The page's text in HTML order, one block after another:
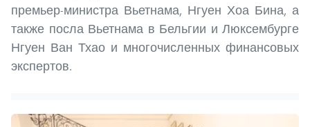
премьер-министра Вьетнама, Нгуен Хоа Бина, а
также посла Вьетнама в Бельгии и Люксембурге
Нгуен Ван Тхао и многочисленных финансовых
экспертов.